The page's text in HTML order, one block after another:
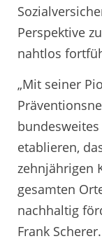
Perspektive
nahtlos
„Mit seiner
etablieren,
zehnjährigen
gesamten
nachhaltig
Frank